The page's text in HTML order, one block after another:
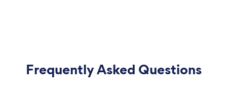
Frequently Asked Questions